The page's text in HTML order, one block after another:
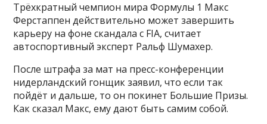
Трёхкратный чемпион мира Формулы 1 Макс
Ферстаппен действительно может завершить
карьеру на фоне скандала с FIA, считает
автоспортивный эксперт Ральф Шумахер.
После штрафа за мат на пресс-конференции
нидерландский гонщик заявил, что если так
пойдёт и дальше, то он покинет Большие Призы.
Как сказал Макс, ему дают быть самим собой.